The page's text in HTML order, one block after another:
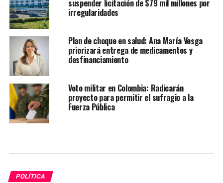
suspender licitación de $79 mil millones por
irregularidades
Plan de choque en salud: Ana María Vesga
priorizará entrega de medicamentos y
desfinanciamiento
Voto militar en Colombia: Radicarán
proyecto para permitir el sufragio a la
Fuerza Pública
POLÍTICA